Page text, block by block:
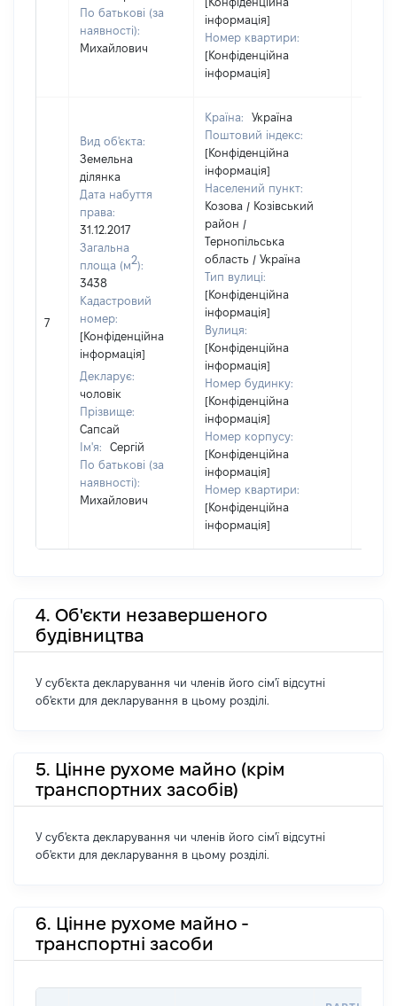
По батькові (за
наявності):
Михайлович
інформація]
Номер квартири:
[Конфіденційна
інформація]
7
Вид об'єкта:
Земельна
ділянка
Дата набуття
права:
31.12.2017
Загальна
площа (м2):
3438
Кадастровий
номер:
[Конфіденційна
інформація]
Декларує:
чоловік
Прізвище:
Сапсай
Ім'я:
Сергій
По батькові (за
наявності):
Михайлович
Країна:
Україна
Поштовий індекс:
[Конфіденційна
інформація]
Населений пункт:
Козова / Козівський
район /
Тернопільська
область / Україна
Тип вулиці:
[Конфіденційна
інформація]
Вулиця:
[Конфіденційна
інформація]
Номер будинку:
[Конфіденційна
інформація]
Номер корпусу:
[Конфіденційна
інформація]
Номер квартири:
[Конфіденційна
інформація]
4. Об'єкти незавершеного
будівництва
У суб'єкта декларування чи членів його сім'ї відсутні
об'єкти для декларування в цьому розділі.
5. Цінне рухоме майно (крім
транспортних засобів)
У суб'єкта декларування чи членів його сім'ї відсутні
об'єкти для декларування в цьому розділі.
6. Цінне рухоме майно -
транспортні засоби